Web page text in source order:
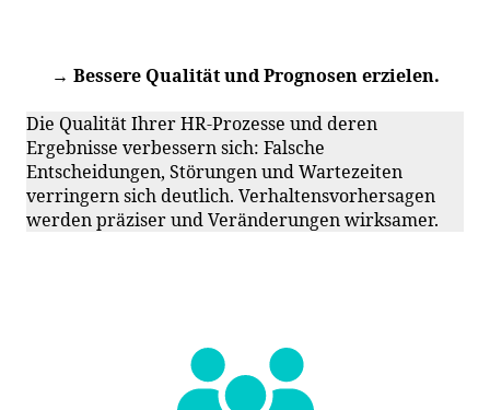
→ Bessere Qualität und Prognosen erzielen.
Die Qualität Ihrer HR-Prozesse und deren
Ergebnisse verbessern sich: Falsche
Entscheidungen, Störungen und Wartezeiten
verringern sich deutlich. Verhaltensvorhersagen
werden präziser und Veränderungen wirksamer.